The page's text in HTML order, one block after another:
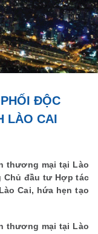
ĐỘC
LÀO CAI
thương mại tại Lào
Chủ đầu tư Hợp tác
Cai, hứa hẹn tạo
thương mại tại Lào